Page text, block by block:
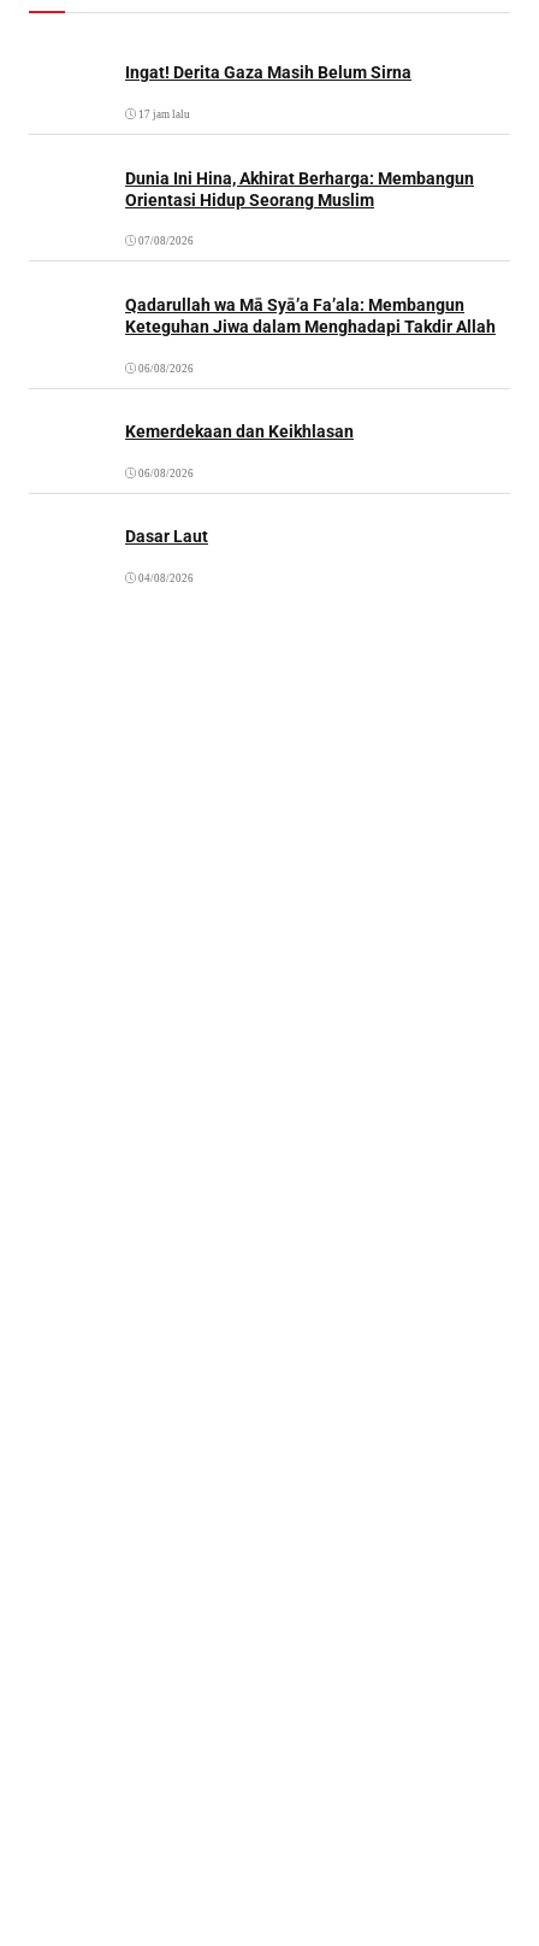
Ingat! Derita Gaza Masih Belum Sirna
17 jam lalu
Dunia Ini Hina, Akhirat Berharga: Membangun
Orientasi Hidup Seorang Muslim
07/08/2026
Qadarullah wa Mā Syā’a Fa’ala: Membangun
Keteguhan Jiwa dalam Menghadapi Takdir Allah
06/08/2026
Kemerdekaan dan Keikhlasan
06/08/2026
Dasar Laut
04/08/2026